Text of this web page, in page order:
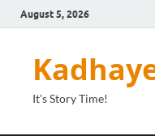
August 5, 2026
It's Story Time!